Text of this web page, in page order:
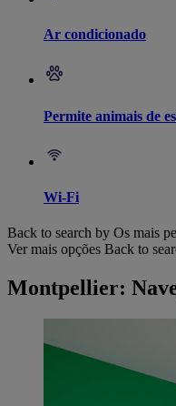
Ar condicionado
Permite animais de
Wi-Fi
Back to search by Os mais
Ver mais opções Back to
Montpellier: